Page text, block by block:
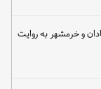
و خرمشهر به روایت